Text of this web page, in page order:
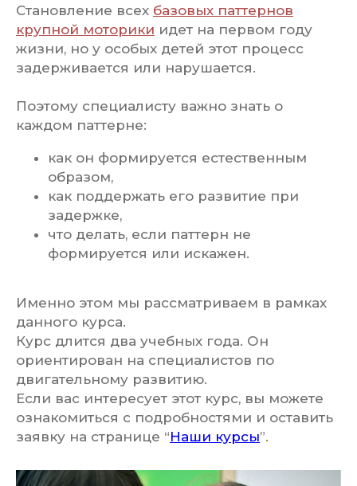
Становление всех базовых паттернов
крупной моторики идет на первом году
жизни, но у особых детей этот процесс
задерживается или нарушается.
Поэтому специалисту важно знать о
каждом паттерне:
как он формируется естественным
образом,
как поддержать его развитие при
задержке,
что делать, если паттерн не
формируется или искажен.
Именно этом мы рассматриваем в рамках
данного курса.
Курс длится два учебных года. Он
ориентирован на специалистов по
двигательному развитию.
Если вас интересует этот курс, вы можете
ознакомиться с подробностями и оставить
заявку на странице “Наши курсы”.